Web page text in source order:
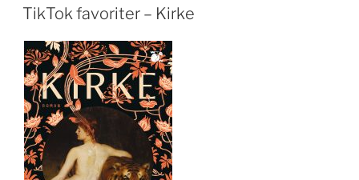
TikTok favoriter – Kirke